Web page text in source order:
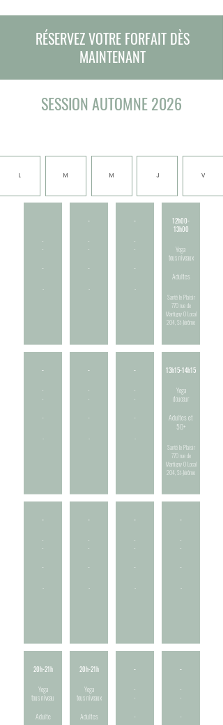
RÉSERVEZ VOTRE FORFAIT DÈS
MAINTENANT
SESSION AUTOMNE 2026
L M M J V
-
-
-
-
-
-
-
-
-
-
-
-
-
-
20h-21h
Yoga
tous niveau
Adulte
-
-
-
-
-
-
-
-
-
-
-
-
-
-
-
20h-21h
Yoga
tous niveaux
Adultes
-
-
-
-
-
-
-
-
-
-
-
-
-
-
-
-
-
-
-
12h00-
13h00
Yoga
tous niveaux
Adultes
Santé le Plaisir
770 rue de
Martigny O Local
204, St-Jérôme
13h15-14h15
Yoga
douceur
Adultes et
50+
Santé le Plaisir
770 rue de
Martigny O Local
204, St-Jérôme
-
-
-
-
-
-
-
-
-